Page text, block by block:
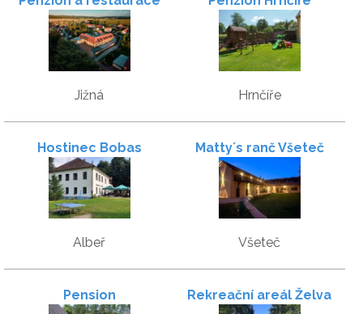
Zlatovláska u Červené
Lhoty
Jižná Hrnčíře
Hostinec Bobas
Albeř
Matty´s ranč Všeteč
Všeteč
Pension Rekreační areál Želva